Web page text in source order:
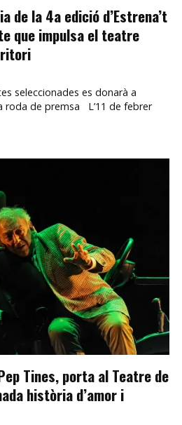
de la 4a edició d’Estrena’t
que impulsa el teatre
seleccionades es donarà a
roda de premsa L’11 de febrer
Tines, porta al Teatre de
història d’amor i